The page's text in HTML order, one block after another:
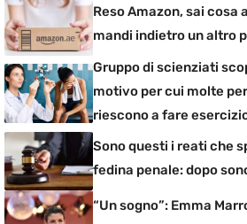
Reso Amazon, sai cosa
mandi indietro un altro
Gruppo di scienziati
motivo per cui molte
riescono a fare
Sono questi i reati che
fedina penale: dopo
“Un sogno”: Emma